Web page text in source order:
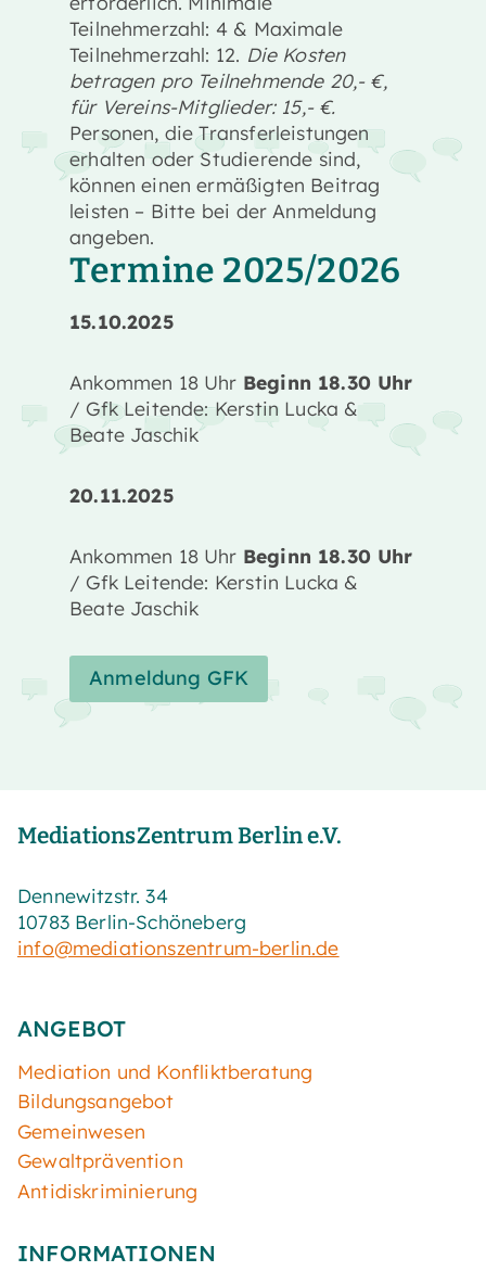
Teilnehmerzahl: 4 & Maximale
Teilnehmerzahl: 12. Die Kosten
betragen pro Teilnehmende 20,- €,
für Vereins-Mitglieder: 15,- €.
Personen, die Transferleistungen
erhalten oder Studierende sind,
können einen ermäßigten Beitrag
leisten – Bitte bei der Anmeldung
angeben.
Termine 2025/2026
15.10.2025
Ankommen 18 Uhr Beginn 18.30 Uhr
/ Gfk Leitende: Kerstin Lucka &
Beate Jaschik
20.11.2025
Ankommen 18 Uhr Beginn 18.30 Uhr
/ Gfk Leitende: Kerstin Lucka &
Beate Jaschik
Anmeldung GFK
MediationsZentrum Berlin e.V.
Dennewitzstr. 34
10783 Berlin-Schöneberg
info@mediationszentrum-berlin.de
ANGEBOT
Mediation und Konfliktberatung
Bildungsangebot
Gemeinwesen
Gewaltprävention
Antidiskriminierung
INFORMATIONEN